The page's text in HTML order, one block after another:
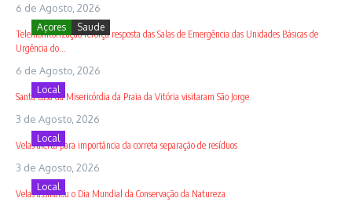
6 de Agosto, 2026
Açores Saude
Telemonitorização reforça resposta das Salas de Emergência das Unidades Básicas de
Urgência do...
6 de Agosto, 2026
Local
Santa Casa da Misericórdia da Praia da Vitória visitaram São Jorge
3 de Agosto, 2026
Local
Velas alerta para importância da correta separação de resíduos
3 de Agosto, 2026
Local
Velas assinalou o Dia Mundial da Conservação da Natureza